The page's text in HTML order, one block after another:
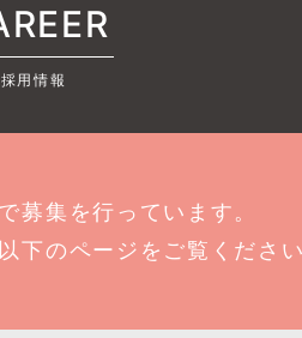
採用情報
募集を行っています。
下のページをご覧くださ